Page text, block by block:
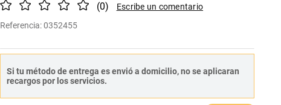
(0)
Referencia:0352455
Si tu método de entrega es envió a domicilio, no se aplicaran
recargos por los servicios.